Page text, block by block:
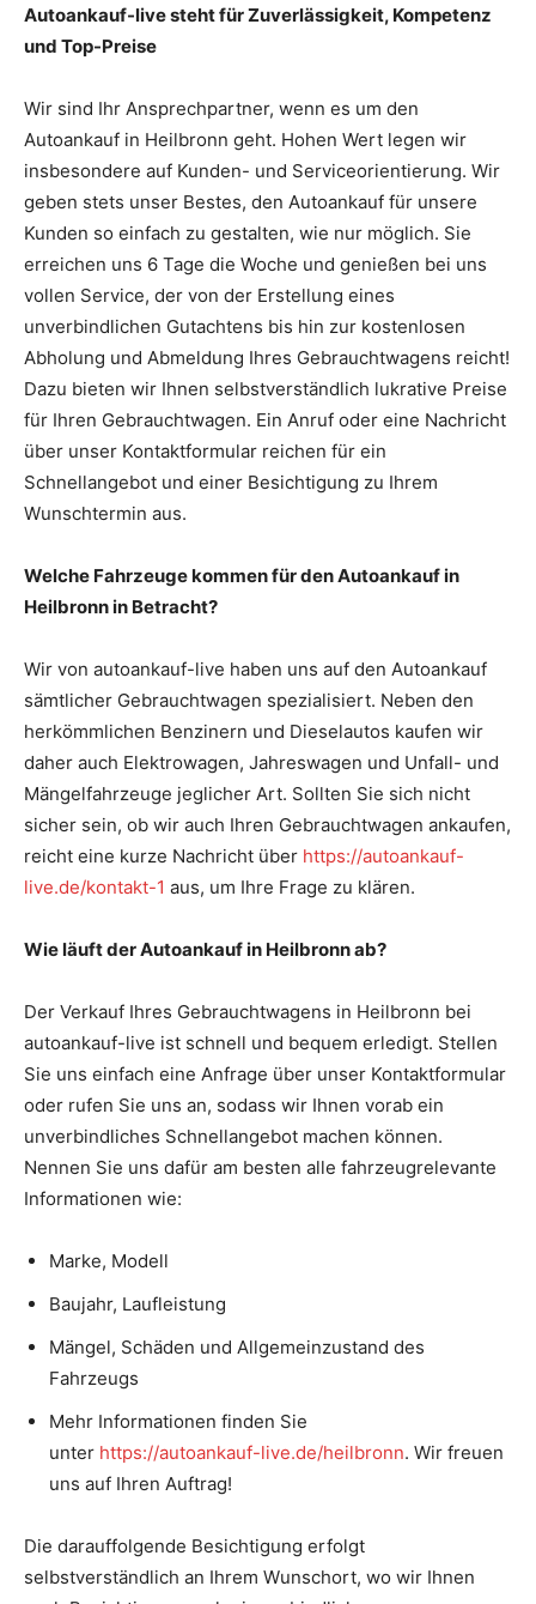
Autoankauf-live steht für Zuverlässigkeit, Kompetenz
und Top-Preise
Wir sind Ihr Ansprechpartner, wenn es um den
Autoankauf in Heilbronn geht. Hohen Wert legen wir
insbesondere auf Kunden- und Serviceorientierung. Wir
geben stets unser Bestes, den Autoankauf für unsere
Kunden so einfach zu gestalten, wie nur möglich. Sie
erreichen uns 6 Tage die Woche und genießen bei uns
vollen Service, der von der Erstellung eines
unverbindlichen Gutachtens bis hin zur kostenlosen
Abholung und Abmeldung Ihres Gebrauchtwagens reicht!
Dazu bieten wir Ihnen selbstverständlich lukrative Preise
für Ihren Gebrauchtwagen. Ein Anruf oder eine Nachricht
über unser Kontaktformular reichen für ein
Schnellangebot und einer Besichtigung zu Ihrem
Wunschtermin aus.
Welche Fahrzeuge kommen für den Autoankauf in
Heilbronn in Betracht?
Wir von autoankauf-live haben uns auf den Autoankauf
sämtlicher Gebrauchtwagen spezialisiert. Neben den
herkömmlichen Benzinern und Dieselautos kaufen wir
daher auch Elektrowagen, Jahreswagen und Unfall- und
Mängelfahrzeuge jeglicher Art. Sollten Sie sich nicht
sicher sein, ob wir auch Ihren Gebrauchtwagen ankaufen,
reicht eine kurze Nachricht über https://autoankauf-
live.de/kontakt-1 aus, um Ihre Frage zu klären.
Wie läuft der Autoankauf in Heilbronn ab?
Der Verkauf Ihres Gebrauchtwagens in Heilbronn bei
autoankauf-live ist schnell und bequem erledigt. Stellen
Sie uns einfach eine Anfrage über unser Kontaktformular
oder rufen Sie uns an, sodass wir Ihnen vorab ein
unverbindliches Schnellangebot machen können.
Nennen Sie uns dafür am besten alle fahrzeugrelevante
Informationen wie:
Marke, Modell
Baujahr, Laufleistung
Mängel, Schäden und Allgemeinzustand des
Fahrzeugs
Mehr Informationen finden Sie
unter https://autoankauf-live.de/heilbronn. Wir freuen
uns auf Ihren Auftrag!
Die darauffolgende Besichtigung erfolgt
selbstverständlich an Ihrem Wunschort, wo wir Ihnen